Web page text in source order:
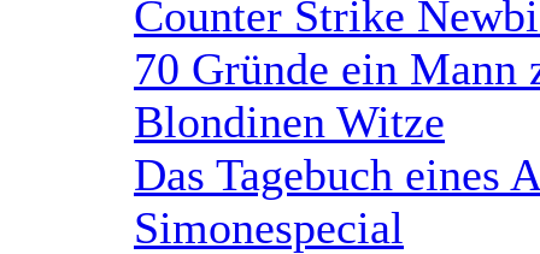
Counter Strike
70 Gründe ein Mann
Blondinen Witze
Das Tagebuch eines
Simonespecial